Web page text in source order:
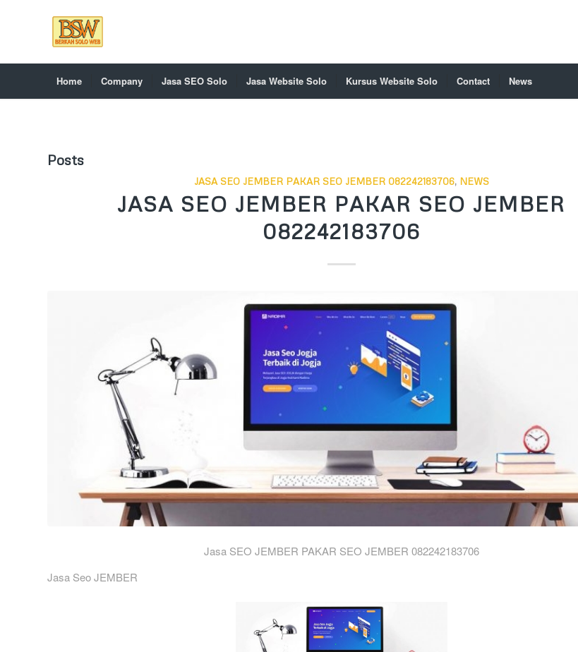
Home Company Jasa SEO Solo Jasa Website Solo Kursus Website Solo Contact News
Posts
JASA SEO JEMBER PAKAR SEO JEMBER 082242183706, NEWS
JASA SEO JEMBER PAKAR SEO JEMBER
082242183706
Jasa SEO JEMBER PAKAR SEO JEMBER 082242183706
Jasa Seo JEMBER